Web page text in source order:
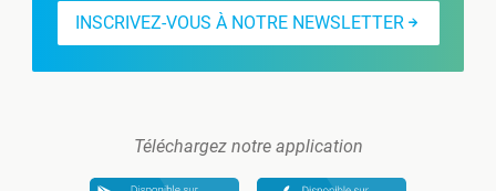
INSCRIVEZ-VOUS À NOTRE NEWSLETTER
Téléchargez notre application